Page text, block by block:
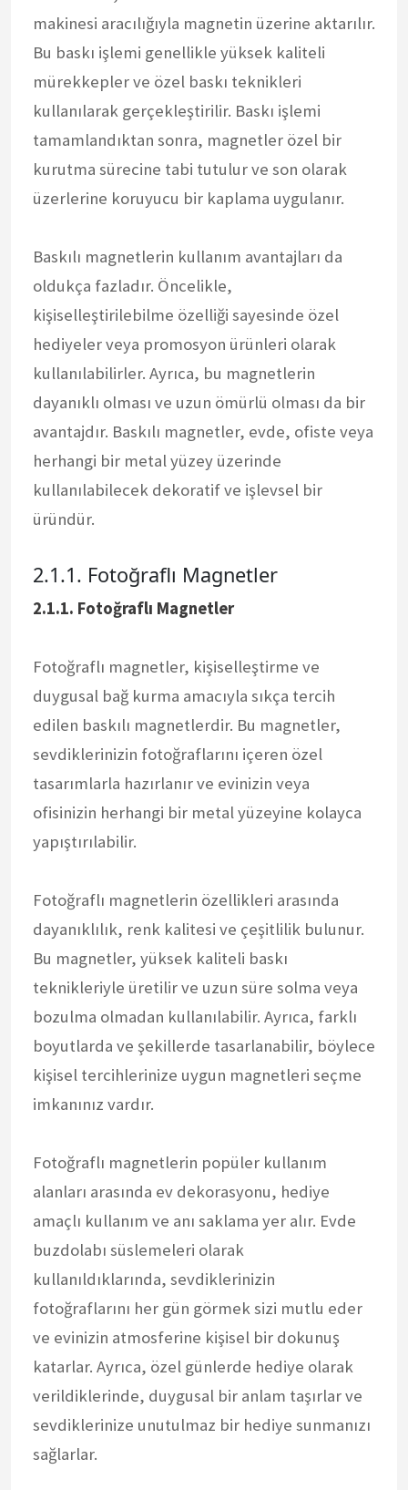
makinesi aracılığıyla magnetin üzerine aktarılır.
Bu baskı işlemi genellikle yüksek kaliteli
mürekkepler ve özel baskı teknikleri
kullanılarak gerçekleştirilir. Baskı işlemi
tamamlandıktan sonra, magnetler özel bir
kurutma sürecine tabi tutulur ve son olarak
üzerlerine koruyucu bir kaplama uygulanır.
Baskılı magnetlerin kullanım avantajları da
oldukça fazladır. Öncelikle,
kişiselleştirilebilme özelliği sayesinde özel
hediyeler veya promosyon ürünleri olarak
kullanılabilirler. Ayrıca, bu magnetlerin
dayanıklı olması ve uzun ömürlü olması da bir
avantajdır. Baskılı magnetler, evde, ofiste veya
herhangi bir metal yüzey üzerinde
kullanılabilecek dekoratif ve işlevsel bir
üründür.
2.1.1. Fotoğraflı Magnetler
2.1.1. Fotoğraflı Magnetler
Fotoğraflı magnetler, kişiselleştirme ve
duygusal bağ kurma amacıyla sıkça tercih
edilen baskılı magnetlerdir. Bu magnetler,
sevdiklerinizin fotoğraflarını içeren özel
tasarımlarla hazırlanır ve evinizin veya
ofisinizin herhangi bir metal yüzeyine kolayca
yapıştırılabilir.
Fotoğraflı magnetlerin özellikleri arasında
dayanıklılık, renk kalitesi ve çeşitlilik bulunur.
Bu magnetler, yüksek kaliteli baskı
teknikleriyle üretilir ve uzun süre solma veya
bozulma olmadan kullanılabilir. Ayrıca, farklı
boyutlarda ve şekillerde tasarlanabilir, böylece
kişisel tercihlerinize uygun magnetleri seçme
imkanınız vardır.
Fotoğraflı magnetlerin popüler kullanım
alanları arasında ev dekorasyonu, hediye
amaçlı kullanım ve anı saklama yer alır. Evde
buzdolabı süslemeleri olarak
kullanıldıklarında, sevdiklerinizin
fotoğraflarını her gün görmek sizi mutlu eder
ve evinizin atmosferine kişisel bir dokunuş
katarlar. Ayrıca, özel günlerde hediye olarak
verildiklerinde, duygusal bir anlam taşırlar ve
sevdiklerinize unutulmaz bir hediye sunmanızı
sağlarlar.